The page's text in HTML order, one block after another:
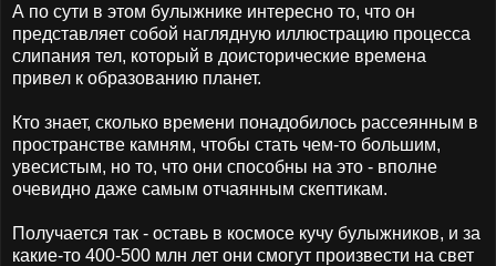
А по сути в этом булыжнике интересно то, что он
представляет собой наглядную иллюстрацию процесса
слипания тел, который в доисторические времена
привел к образованию планет.
Кто знает, сколько времени понадобилось рассеянным в
пространстве камням, чтобы стать чем-то большим,
увесистым, но то, что они способны на это - вполне
очевидно даже самым отчаянным скептикам.
Получается так - оставь в космосе кучу булыжников, и за
какие-то 400-500 млн лет они смогут произвести на свет